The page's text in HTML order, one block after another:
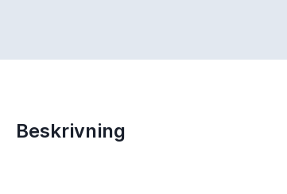
Beskrivning